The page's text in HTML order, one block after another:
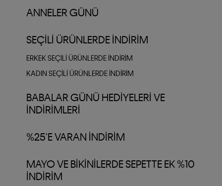
ANNELER GÜNÜ
SEÇILI ÜRÜNLERDE İNDIRIM
ERKEK SEÇILI ÜRÜNLERDE İNDIRIM
KADIN SEÇILI ÜRÜNLERDE İNDIRIM
BABALAR GÜNÜ HEDIYELERI VE
İNDIRIMLERI
%25'E VARAN İNDIRIM
MAYO VE BIKINILERDE SEPETTE EK %10
İNDIRIM